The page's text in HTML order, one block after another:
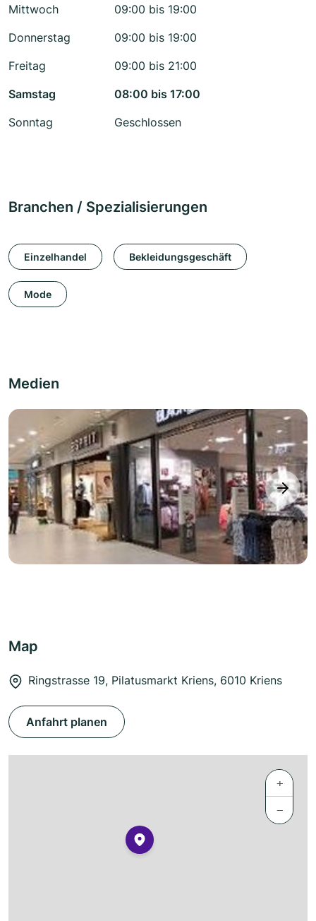
Mittwoch
09:00 bis 19:00
Donnerstag
09:00 bis 19:00
Freitag
09:00 bis 21:00
Samstag
08:00 bis 17:00
Sonntag
Geschlossen
Branchen / Spezialisierungen
Einzelhandel Bekleidungsgeschäft
Mode
Medien
next
Map
Ringstrasse 19, Pilatusmarkt Kriens, 6010 Kriens
Anfahrt planen
+
−